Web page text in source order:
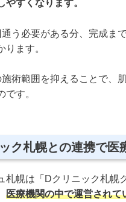
やすくなります。
う必要がある分、完成ま
ります。
術範囲を抑えることで、
です。
ク札幌との連携で医
札幌は「Dクリニック札幌
医療機関の中で運営されて